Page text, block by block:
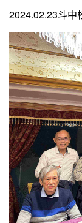
2024.02.23斗中